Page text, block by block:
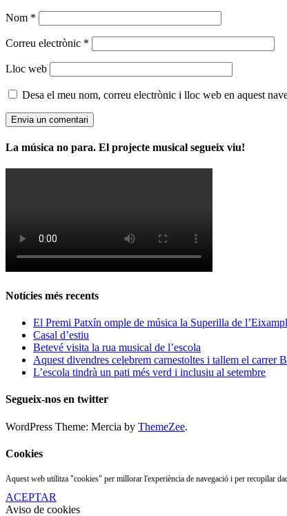
Nom *
Correu electrònic *
Lloc web
Desa el meu nom, correu electrònic i lloc web en aquest
La música no para. El projecte musical segueix viu!
Notícies més recents
El Premi Patxín omple de música la Superilla de
Casal d’estiu
Betevé visita la rua musical de l’escola
Aquest divendres celebrem carnestoltes i tallem el carrer
L’escola tindrà un pati més verd i inclusiu al setembre
Segueix-nos en twitter
WordPress Theme: Mercia by ThemeZee.
Cookies
Aquest web utilitza "cookies" per millorar l'experiència de navegació i per recopilar
ACEPTAR
Aviso de cookies